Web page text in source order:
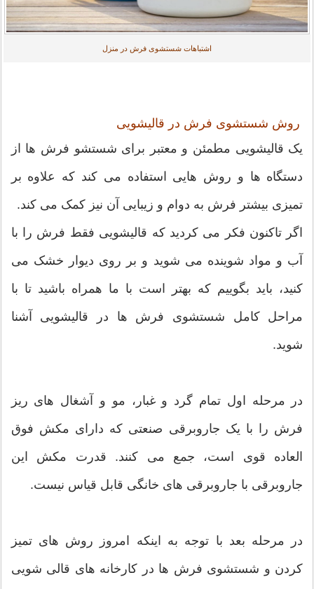
اشتباهات شستشوی فرش در منزل
روش شستشوی فرش در قالیشویی
یک قالیشویی مطمئن و معتبر برای شستشو فرش ها از
دستگاه ها و روش هایی استفاده می کند که علاوه بر
تمیزی بیشتر فرش به دوام و زیبایی آن نیز کمک می کند.
اگر تاکنون فکر می کردید که قالیشویی فقط فرش را با
آب و مواد شوینده می شوید و بر روی دیوار خشک می
کنید، باید بگوییم که بهتر است با ما همراه باشید تا با
مراحل کامل شستشوی فرش ها در قالیشویی آشنا
شوید.
در مرحله اول تمام گرد و غبار، مو و آشغال های ریز
فرش را با یک جاروبرقی صنعتی که دارای مکش فوق
العاده قوی است، جمع می کنند. قدرت مکش این
جاروبرقی با جاروبرقی های خانگی قابل قیاس نیست.
در مرحله بعد با توجه به اینکه امروز روش های تمیز
کردن و شستشوی فرش ها در کارخانه های قالی شویی